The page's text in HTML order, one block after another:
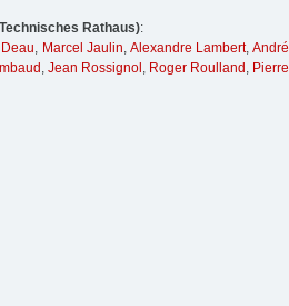
Rathaus):
, Marcel Jaulin, Alexandre Lambert,André
, Jean Rossignol , Roger Roulland , Pierre